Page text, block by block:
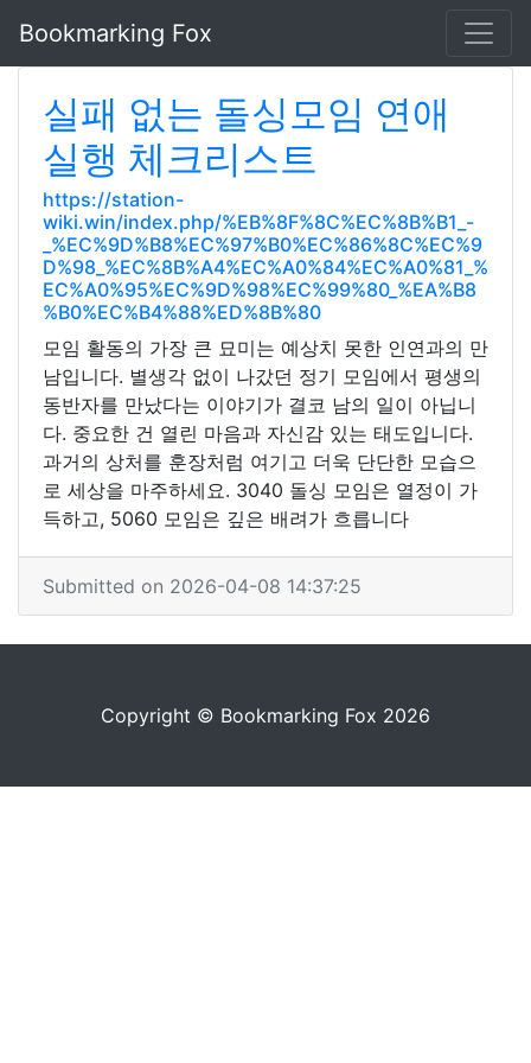
Bookmarking Fox
실패 없는 돌싱모임 연애
실행 체크리스트
https://station-
wiki.win/index.php/%EB%8F%8C%EC%8B%B1_-
_%EC%9D%B8%EC%97%B0%EC%86%8C%EC%9
D%98_%EC%8B%A4%EC%A0%84%EC%A0%81_%
EC%A0%95%EC%9D%98%EC%99%80_%EA%B8
%B0%EC%B4%88%ED%8B%80
모임 활동의 가장 큰 묘미는 예상치 못한 인연과의 만
남입니다. 별생각 없이 나갔던 정기 모임에서 평생의
동반자를 만났다는 이야기가 결코 남의 일이 아닙니
다. 중요한 건 열린 마음과 자신감 있는 태도입니다.
과거의 상처를 훈장처럼 여기고 더욱 단단한 모습으
로 세상을 마주하세요. 3040 돌싱 모임은 열정이 가
득하고, 5060 모임은 깊은 배려가 흐릅니다
Submitted on 2026-04-08 14:37:25
Copyright © Bookmarking Fox 2026